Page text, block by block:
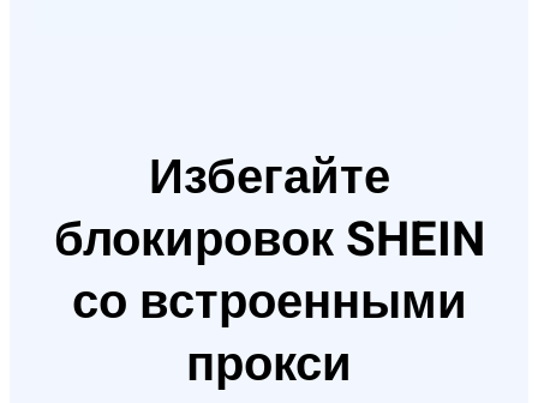
Избегайте
блокировок SHEIN
со встроенными
прокси